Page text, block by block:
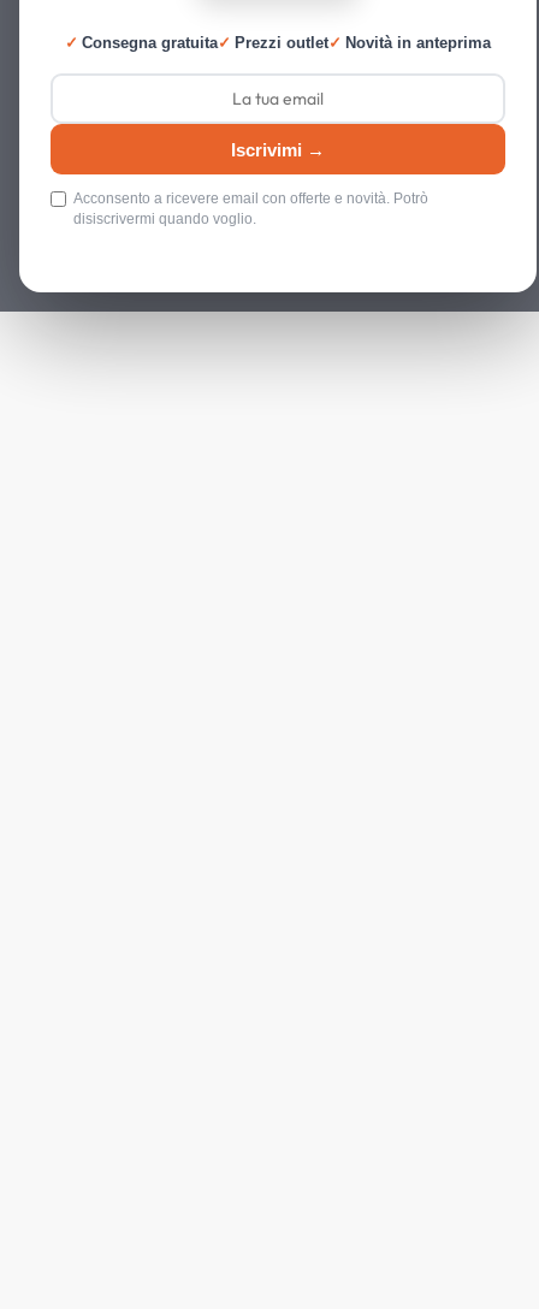
✓ Consegna gratuita✓ Prezzi outlet✓ Novità in anteprima
Iscrivimi →
Acconsento a ricevere email con offerte e novità. Potrò
disiscrivermi quando voglio.